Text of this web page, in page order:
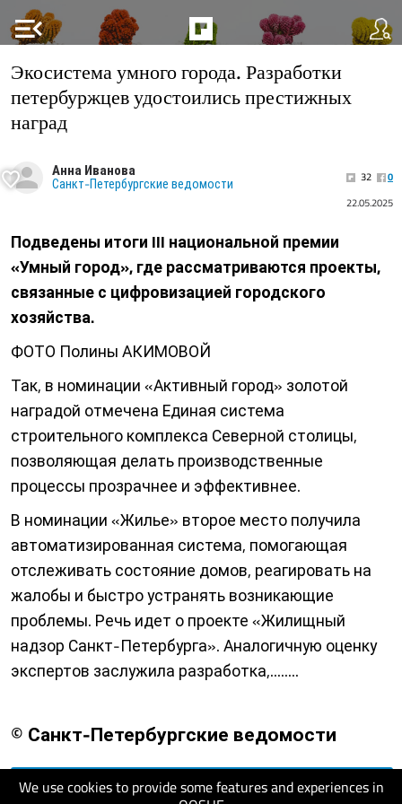
menu_open
We use cookies to provide some features and experiences in
Экосистема умного города. Разработки
петербуржцев удостоились престижных
наград
Анна Иванова
Санкт-Петербургские ведомости 32
0
22.05.2025
Подведены итоги III национальной премии
«Умный город», где рассматриваются проекты,
связанные с цифровизацией городского
хозяйства.
ФОТО Полины АКИМОВОЙ
Так, в номинации «Активный город» золотой
наградой отмечена Единая система
строительного комплекса Северной столицы,
позволяющая делать производственные
процессы прозрачнее и эффективнее.
В номинации «Жилье» второе место получила
автоматизированная система, помогающая
отслеживать состояние домов, реагировать на
жалобы и быстро устранять возникающие
проблемы. Речь идет о проекте «Жилищный
надзор Санкт-Петербурга». Аналогичную оценку
экспертов заслужила разработка,........
© Санкт-Петербургские ведомости